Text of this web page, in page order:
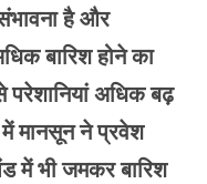
है और
बारिश होने का
परेशानियां अधिक बढ़
मानसून ने प्रवेश
में भी जमकर बारिश